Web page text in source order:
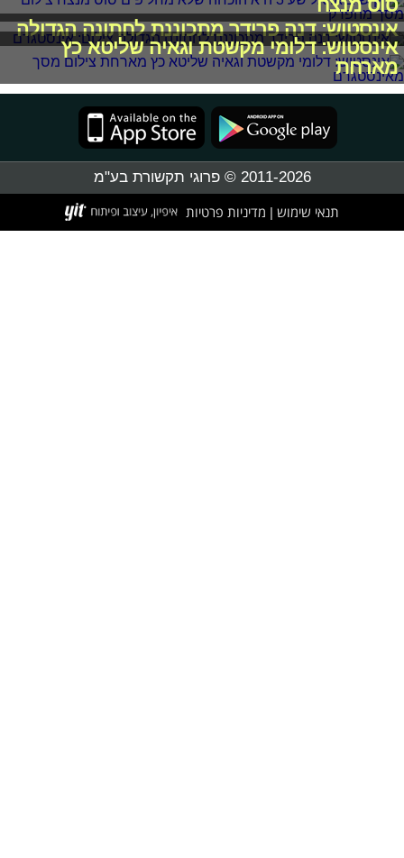
סוס מנצח
אינסטוש: דנה פרידר מתכוננת לחתונה הגדולה
אינסטוש: דלומי מקשטת וגאיה שליטא כץ
מארחת
2011-2026 © פרוגי תקשורת בע"מ
תנאי שימוש מדיניות פרטיות